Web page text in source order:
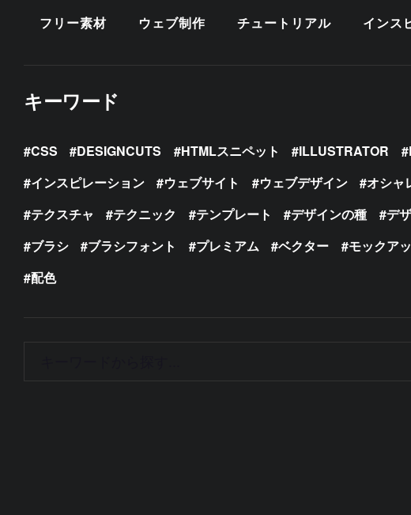
フリー素材 ウェブ制作 チュートリアル インス
キーワード
CSS DESIGNCUTS HTMLスニペット ILLUSTRATOR
インスピレーション
ウェブサイト ウェブデザイン オシャ
テクスチャ
テクニック テンプレート デザインの種 デ
ブラシ
ブラシフォント プレミアム ベクター モックア
配色